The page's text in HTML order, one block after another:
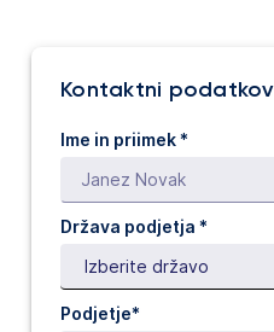
Kontaktni
Ime in priimek *
Država podjetja *
Podjetje*